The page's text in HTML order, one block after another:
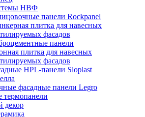
НВФ
панели Rockpanel
плитка для навесных
фасадов
панели
плитка для навесных
фасадов
HPL-панели Sloplast
фасадные панели Legro
термопанели
декор